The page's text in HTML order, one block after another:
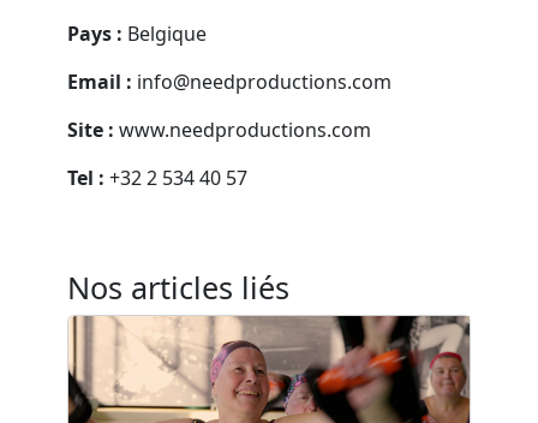
Pays : Belgique
Email : info@needproductions.com
Site : www.needproductions.com
Tel : +32 2 534 40 57
Nos articles liés